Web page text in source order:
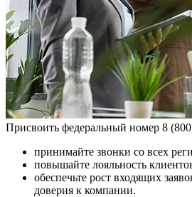
Присвоить федеральный номер 8
принимайте звонки со всех
повышайте лояльность
обеспечьте рост входящих
доверия к компании.